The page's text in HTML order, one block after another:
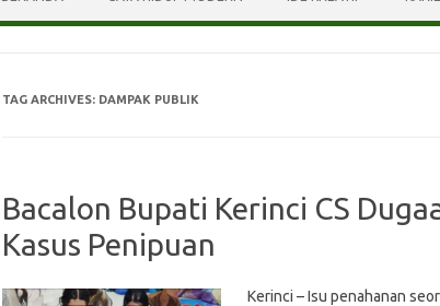
TAG ARCHIVES: DAMPAK PUBLIK
Bacalon Bupati Kerinci CS
Kasus Penipuan
Kerinci – Isu penahanan